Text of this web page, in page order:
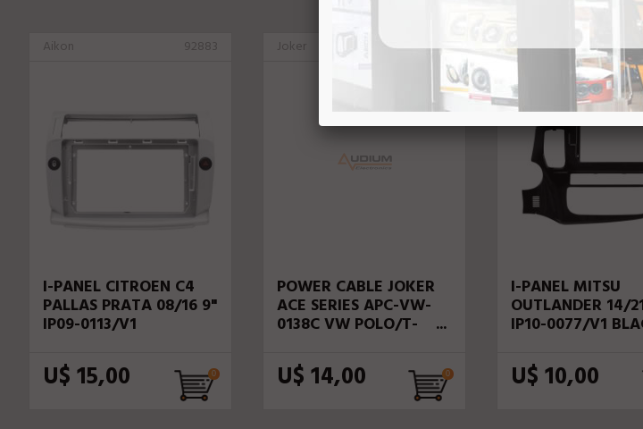
Aikon 92883
I-PANEL CITROEN C4
PALLAS PRATA 08/16 9"
IP09-0113/V1
U$ 15,00
Joker 94733
POWER CABLE JOKER
ACE SERIES APC-VW-
0138C VW POLO/T-
U$ 14,00
Aikon
I-PANEL MITSU
OUTLANDER 14/
IP10-0077/V1
U$ 10,00